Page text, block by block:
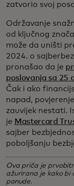
zatvorio svoj
Održavanje
od ključnog
može da uništi
2024. o
pronašao da je
poslovanja sa 25
Čak i ako
napad,
zauvijek nestati.
je Mastercard
sajber
poboljšanju
Ova priča je
ažurirana je kako bi
ponude.